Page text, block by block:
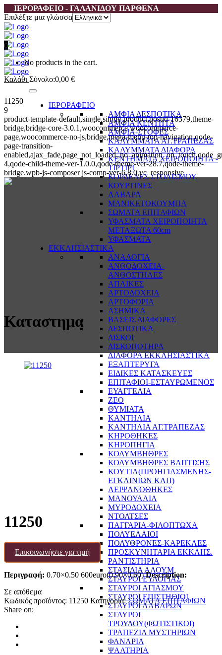
ΙΕΡΟΡΑΦΕΙΟ - ΓΑΛΑΝΙΔΟΥ ΠΑΡΘΕΝΑ
Επιλέξτε μια γλώσσα
0
No products in the cart.
Καλάθι Σύνολο:0,00 €
ΙΕΡΟΡΑΦΕΙΟ
ΑΜΦΙΑ ΔΕΣΠΟΤΙΚΑ
ΑΜΦΙΑ ΚΕΝΤΗΤΑ
ΑΜΦΙΑ-ΣΤΟΦΕΣ
ΚΑΛΥΜΜΑΤΑ ΑΓ.ΤΡΑΠΕΖΑΣ
ΚΑΛΥΜΜΑΤΑ ΔΙΑΦΟΡΑ
ΚΕΝΤΗΜΑΤΑ ΧΕΙΡΟΠΟΙΗΤΑ -
ΤΙΡΤΙΡΙ
ΚΟΡΔΕΛΕΣ ΣΤΟΛΙΣΜΟΥ
ΚΟΥΡΤΙΝΕΣ
ΛΑΒΑΡΑ
ΜΑΝΙΚΕΤΟΚΟΥΜΠΑ
ΣΩΜΑΤΑ ΕΠΙΤΑΦΙΩΝ
ΥΦΑΣΜΑΤΑ ΧΕΙΡΟΠΟΙΗΤΑ
ΜΕΤΑΞΩΤΑ 60cm
ΥΦΑΣΜΑΤΑ
ΕΚΚΛΗΣΙΑΣΤΙΚΑ
ΑΝΑΛΟΓΙΑ
ΑΝΘΟΔΟΧΕΙΑ-
ΑΝΘΟΣΤΗΛΕΣ
ΑΠΛΙΚΕΣ
ΑΡΤΟΔΟΧΕΙΑ
ΑΡΤΟΦΟΡΙΑ
ΑΣΗΜΙΚΑ
ΒΑΣΕΙΣ ΔΙΑΦΟΡΕΣ
ΔΕΣΠΟΤΙΚΑ
ΔΙΣΚΟΙ
ΔΙΣΚΟΠΟΤΗΡΑ
ΔΙΑΦΟΡΑ ΕΚΚΛΗΣΙΑΣΤΙΚΑ
ΕΞΑΠΤΕΡΥΓΑ
ΕΙΔΙΚΕΣ ΚΑΤΑΣΚΕΥΕΣ
ΕΠΙΤΑΦΙΟΙ-ΕΣΤΑΥΡΩΜΕΝΟΣ
ΕΥΑΓΓΕΛΙΑ
ΖΕΟ
ΘΥΜΙΑΤΑ
ΚΑΝΤΗΛΙΑ
ΚΑΝΤΗΛΙΑ ΑΓ.ΤΡΑΠΕΖΑΣ
ΚΗΡΟΘΗΚΕΣ
ΚΗΡΟΠΗΓΙΑ
ΚΟΛΥΜΒΗΘΡΕΣ
ΚΟΛΥΜΒΗΘΡΕΣ ΒΑΠΤΙΣΗΣ
ΚΟΥΤΙΑ(ΠΡΟΗΓΙΑΣΜΕΝΗΣ-
ΕΓΚΑΙΝΙΩΝ ΚΛΠ)
ΛΕΙΨΑΝΟΘΗΚΕΣ
ΜΑΝΟΥΑΛΙΑ
ΜΥΡΟΔΟΧΕΙΑ
ΝΤΟΛΤΣΕΣ
ΠΑΓΓΑΡΙΑ-ΦΙΛΟΠΤΩΧΑ
ΠΟΛΥΕΛΑΙΟΙ
ΠΟΛΥΘΡΟΝΕΣ-ΚΑΡΕΚΛΕΣ
ΠΡΟΣΚΥΝΗΤΑΡΙΑ ΕΚΚΛΗΣ.
ΡΑΝΤΙΣΤΗΡΙΑ
ΣΤΑΣΙΔΙΑ ΑΛΟΥΜ
ΣΤΑΥΡΟΙ ΕΥΛΟΓΙΑΣ
ΣΤΑΥΡΟΙ ΑΓΙΑΣΜΟΥ
ΣΤΑΥΡΟΙ ΕΠΙΣΤΗΘΙΟΙ
ΣΤΑΥΡΟΙ ΛΑΒΑΡΩΝ
ΣΤΑΥΡΟΙ
ΤΡΟΥΛΟΥ(ΦΩΤΙΣΤΙΚΟΙ)
ΤΡΑΠΕΖΙΑ ΜΥΣΤΗΡΙΩΝ
ΦΑΝΑΡΙΑ
ΨΑΛΤΗΡΙΑ
11250
9
product-template-default,single,single-product,postid-16379,theme-
bridge,bridge-core-3.0.1,woocommerce,woocommerce-
page,woocommerce-no-js,bridge,mega-menu-top-navigation,qode-
page-transition-
4,qode-child-theme-ver-1.0.0,qode-theme-ver-28.7,qode-theme-
bridge,wpb-js-composer js-comp-ver-6.8.0,vc_responsive
Καταστημα
11250
Επικοινωνήστε για τιμή
Περιγραφή: 0.70×0.50 600euro(0.90×0.60)Description:
Σε απόθεμα
Κωδικός προϊόντος: 11250 Κατηγορία:ΣΩΜΑΤΑ ΕΠΙΤΑΦΙΩΝ
Share on: